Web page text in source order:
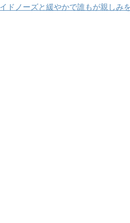
ドノーズと緩やかで誰もが親しみ